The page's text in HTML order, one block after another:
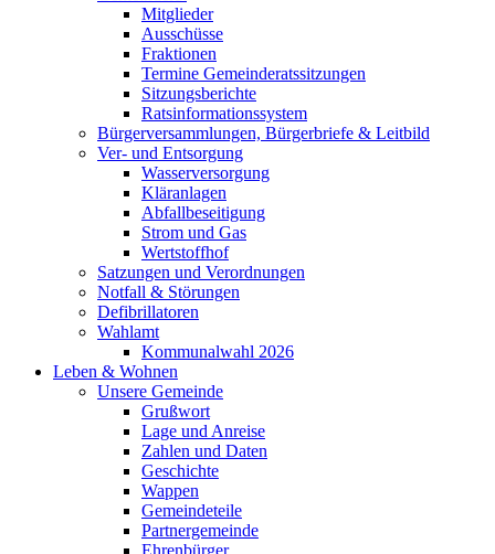
Mitglieder
Ausschüsse
Fraktionen
Termine Gemeinderatssitzungen
Sitzungsberichte
Ratsinformationssystem
Bürgerversammlungen, Bürgerbriefe & Leitbild
Ver- und Entsorgung
Wasserversorgung
Kläranlagen
Abfallbeseitigung
Strom und Gas
Wertstoffhof
Satzungen und Verordnungen
Notfall & Störungen
Defibrillatoren
Wahlamt
Kommunalwahl 2026
Leben & Wohnen
Unsere Gemeinde
Grußwort
Lage und Anreise
Zahlen und Daten
Geschichte
Wappen
Gemeindeteile
Partnergemeinde
Ehrenbürger